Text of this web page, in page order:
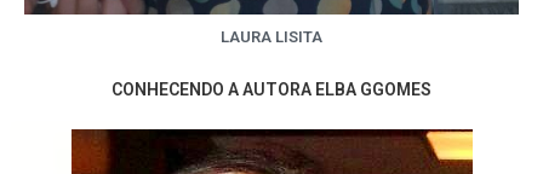
LAURA LISITA
CONHECENDO A AUTORA ELBA GGOMES